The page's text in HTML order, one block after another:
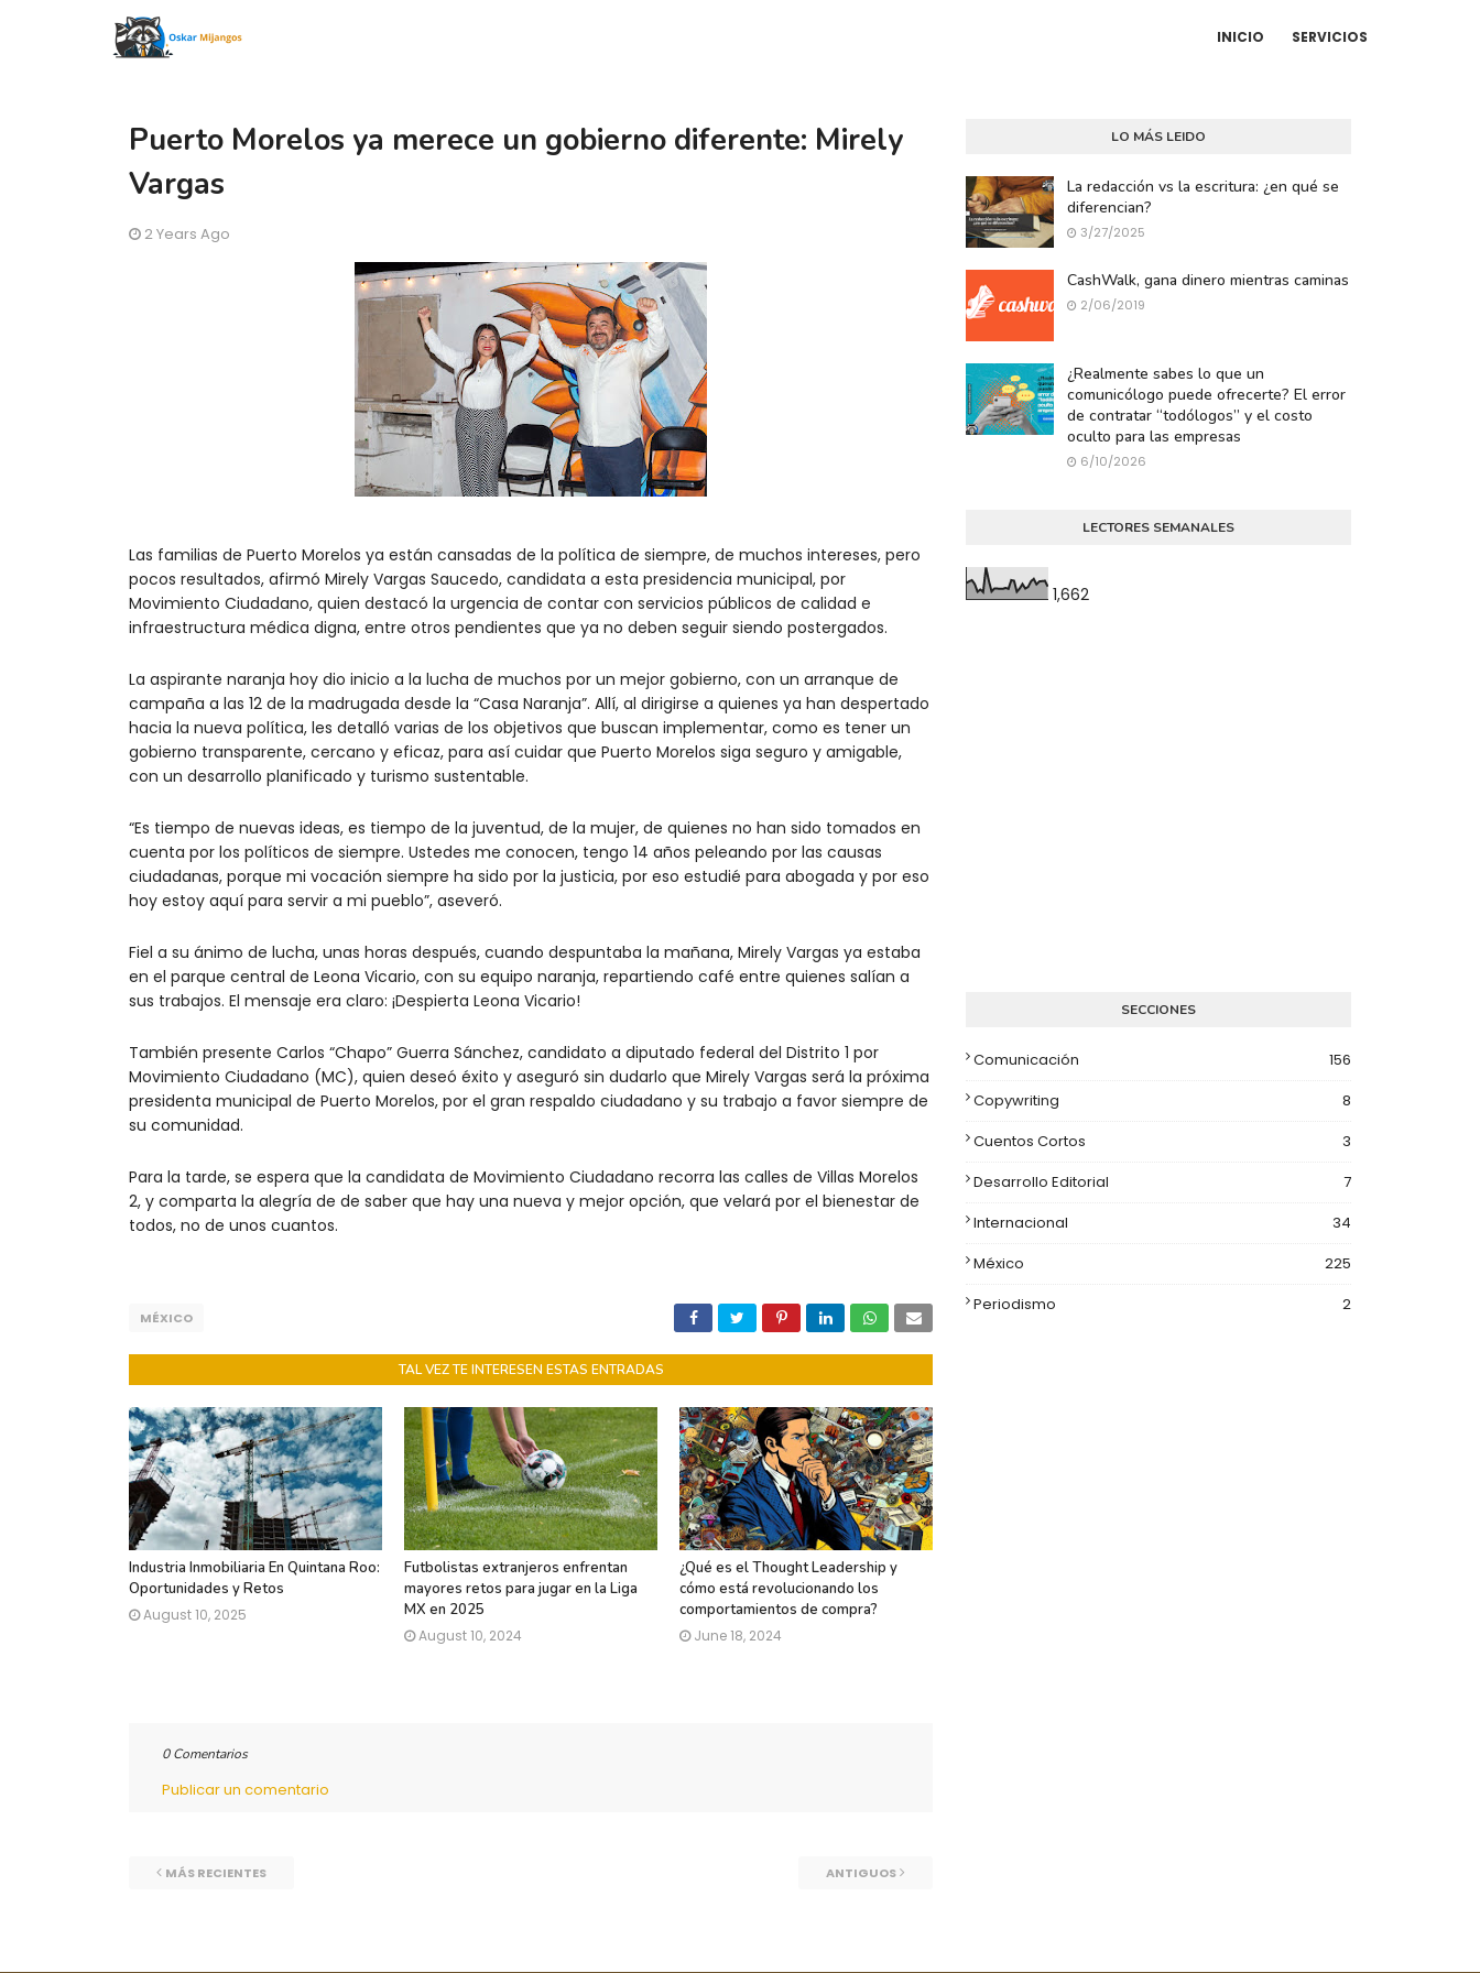
INICIO SERVICIOS
Puerto Morelos ya merece un gobierno diferente: Mirely
Vargas
2 Years Ago
Las familias de Puerto Morelos ya están cansadas de la política de siempre, de muchos intereses, pero
pocos resultados, afirmó Mirely Vargas Saucedo, candidata a esta presidencia municipal, por
Movimiento Ciudadano, quien destacó la urgencia de contar con servicios públicos de calidad e
infraestructura médica digna, entre otros pendientes que ya no deben seguir siendo postergados.
La aspirante naranja hoy dio inicio a la lucha de muchos por un mejor gobierno, con un arranque de
campaña a las 12 de la madrugada desde la “Casa Naranja”. Allí, al dirigirse a quienes ya han despertado
hacia la nueva política, les detalló varias de los objetivos que buscan implementar, como es tener un
gobierno transparente, cercano y eficaz, para así cuidar que Puerto Morelos siga seguro y amigable,
con un desarrollo planificado y turismo sustentable.
“Es tiempo de nuevas ideas, es tiempo de la juventud, de la mujer, de quienes no han sido tomados en
cuenta por los políticos de siempre. Ustedes me conocen, tengo 14 años peleando por las causas
ciudadanas, porque mi vocación siempre ha sido por la justicia, por eso estudié para abogada y por eso
hoy estoy aquí para servir a mi pueblo”, aseveró.
Fiel a su ánimo de lucha, unas horas después, cuando despuntaba la mañana, Mirely Vargas ya estaba
en el parque central de Leona Vicario, con su equipo naranja, repartiendo café entre quienes salían a
sus trabajos. El mensaje era claro: ¡Despierta Leona Vicario!
También presente Carlos “Chapo” Guerra Sánchez, candidato a diputado federal del Distrito 1 por
Movimiento Ciudadano (MC), quien deseó éxito y aseguró sin dudarlo que Mirely Vargas será la próxima
presidenta municipal de Puerto Morelos, por el gran respaldo ciudadano y su trabajo a favor siempre de
su comunidad.
Para la tarde, se espera que la candidata de Movimiento Ciudadano recorra las calles de Villas Morelos
2, y comparta la alegría de de saber que hay una nueva y mejor opción, que velará por el bienestar de
todos, no de unos cuantos.
MÉXICO
TAL VEZ TE INTERESEN ESTAS ENTRADAS
Industria Inmobiliaria En Quintana Roo:
Oportunidades y Retos
August 10, 2025
Futbolistas extranjeros enfrentan
mayores retos para jugar en la Liga
MX en 2025
August 10, 2024
¿Qué es el Thought Leadership y
cómo está revolucionando los
comportamientos de compra?
June 18, 2024
0 Comentarios
Publicar un comentario
MÁS RECIENTES ANTIGUOS
LO MÁS LEIDO
La redacción vs la escritura: ¿en qué se
diferencian?
3/27/2025
CashWalk, gana dinero mientras caminas
2/06/2019
¿Realmente sabes lo que un
comunicólogo puede ofrecerte? El error
de contratar “todólogos” y el costo
oculto para las empresas
6/10/2026
LECTORES SEMANALES
1,662
SECCIONES
Comunicación
156
Copywriting
8
Cuentos Cortos
3
Desarrollo Editorial
7
Internacional
34
México
225
Periodismo
2